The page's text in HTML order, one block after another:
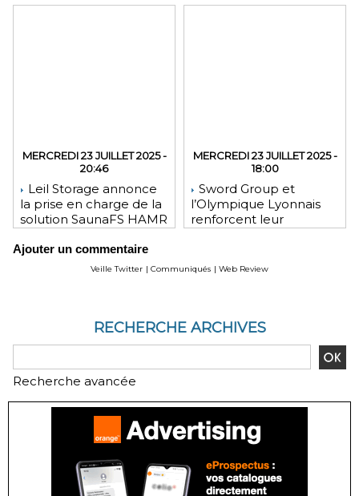
MERCREDI 23 JUILLET 2025 -
20:46
Leil Storage annonce
la prise en charge de la
solution SaunaFS HAMR
stockage accrue lors
des déploiements sur
MERCREDI 23 JUILLET 2025 -
18:00
Sword Group et
l’Olympique Lyonnais
renforcent leur
Ajouter un commentaire
Veille Twitter | Communiqués | Web Review
RECHERCHE ARCHIVES
Recherche avancée